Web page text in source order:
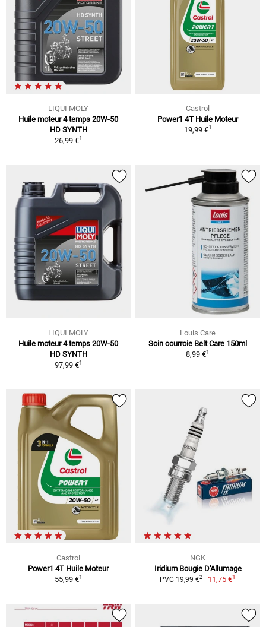
LIQUI MOLY
Huile moteur 4 temps 20W-50
HD SYNTH
26,99 €1
Castrol
Power1 4T Huile Moteur
19,99 €1
LIQUI MOLY
Huile moteur 4 temps 20W-50
HD SYNTH
97,99 €1
Louis Care
Soin courroie Belt Care 150ml
8,99 €1
Castrol
Power1 4T Huile Moteur
55,99 €1
NGK
Iridium Bougie D'Allumage
PVC 19,99 €2 11,75 €1